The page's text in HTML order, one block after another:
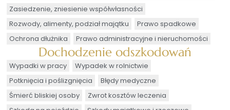
Zasiedzenie, zniesienie współwłasności
Rozwody, alimenty, podział majątku
Prawo spadkowe
Ochrona dłużnika
Prawo administracyjne i nieruchomości
Dochodzenie odszkodowań
Wypadki w pracy
Wypadek w rolnictwie
Potknięcia i poślizgnięcia
Błędy medyczne
Śmierć bliskiej osoby
Zwrot kosztów leczenia